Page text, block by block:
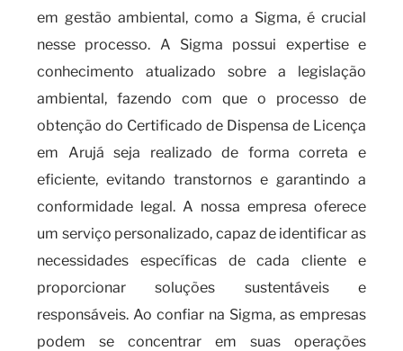
em gestão ambiental, como a Sigma, é crucial
nesse processo. A Sigma possui expertise e
conhecimento atualizado sobre a legislação
ambiental, fazendo com que o processo de
obtenção do Certificado de Dispensa de Licença
em Arujá seja realizado de forma correta e
eficiente, evitando transtornos e garantindo a
conformidade legal. A nossa empresa oferece
um serviço personalizado, capaz de identificar as
necessidades específicas de cada cliente e
proporcionar soluções sustentáveis e
responsáveis. Ao confiar na Sigma, as empresas
podem se concentrar em suas operações